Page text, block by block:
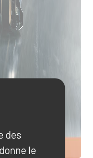
des
le